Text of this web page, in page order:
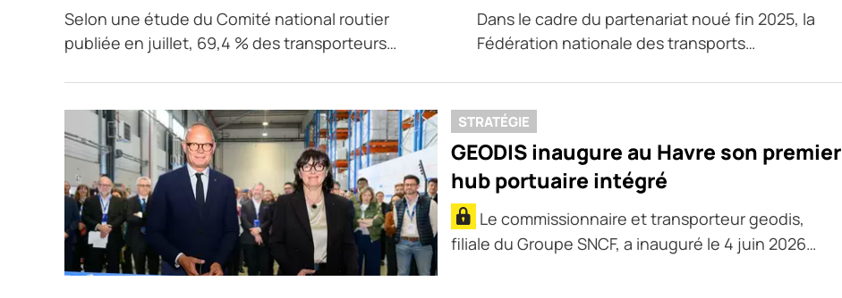
Selon une étude du Comité national routier
publiée en juillet, 69,4 % des transporteurs…
Dans le cadre du partenariat noué fin 2025, la
Fédération nationale des transports…
STRATÉGIE
GEODIS inaugure au Havre son premier
hub portuaire intégré
Le commissionnaire et transporteur geodis,
filiale du Groupe SNCF, a inauguré le 4 juin 2026…